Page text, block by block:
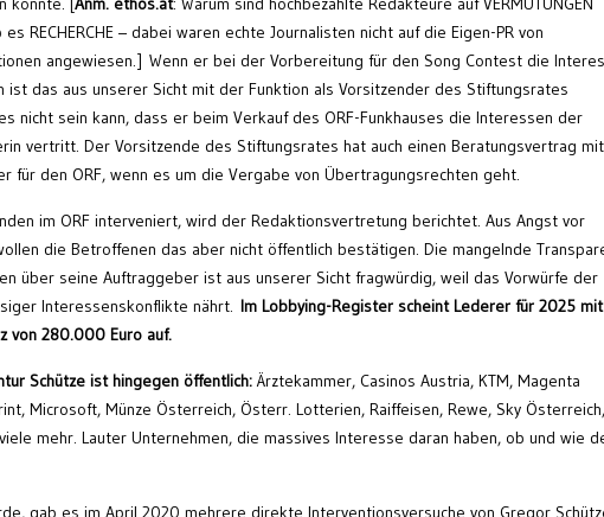
RECHERCHE – dabei waren echte Journalisten nicht auf die Eigen-PR von
angewiesen.] Wenn er bei der Vorbereitung für den Song Contest die
ist das aus unserer Sicht mit der Funktion als Vorsitzender des Stiftungsrates
nicht sein kann, dass er beim Verkauf des ORF-Funkhauses die Interessen der
vertritt. Der Vorsitzende des Stiftungsrates hat auch einen Beratungsvertrag
für den ORF, wenn es um die Vergabe von Übertragungsrechten geht.
im ORF interveniert, wird der Redaktionsvertretung berichtet. Aus Angst vor
die Betroffenen das aber nicht öffentlich bestätigen. Die mangelnde
über seine Auftraggeber ist aus unserer Sicht fragwürdig, weil das Vorwürfe der
Interessenskonflikte nährt. Im Lobbying-Register scheint Lederer für 2025
von 280.000 Euro auf.
Schütze ist hingegen öffentlich: Ärztekammer, Casinos Austria, KTM, Magenta
Microsoft, Münze Österreich, Österr. Lotterien, Raiffeisen, Rewe, Sky Österreich,
mehr. Lauter Unternehmen, die massives Interesse daran haben, ob und wie
gab es im April 2020 mehrere direkte Interventionsversuche von Gregor